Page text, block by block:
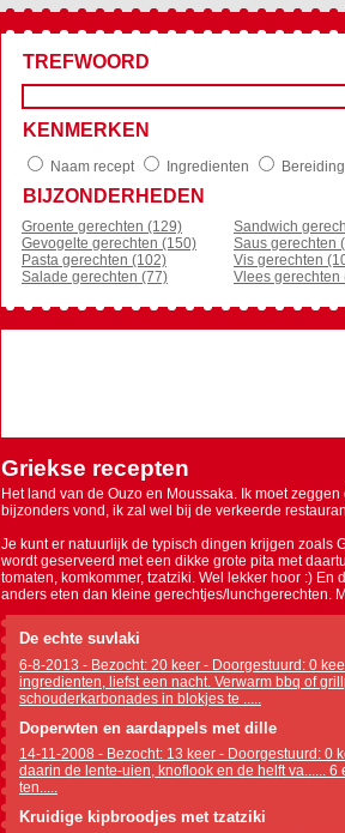
TREFWOORD
KENMERKEN
Naam recept Ingredienten Bereiding
BIJZONDERHEDEN
Groente gerechten (129)
Gevogelte gerechten (150)
Pasta gerechten (102)
Salade gerechten (77)
Sandwich
Saus gerechten
Vis gerechten
Vlees gerechten
Griekse recepten
Het land van de Ouzo en Moussaka. Ik moet
bijzonders vond, ik zal wel bij de verkeerde
Je kunt er natuurlijk de typisch dingen krijgen zoals
wordt geserveerd met een dikke grote pita met
tomaten, komkommer, tzatziki. Wel lekker hoor :)
anders eten dan kleine gerechtjes/lunchgerechten.
De echte suvlaki
6-8-2013 - Bezocht: 20 keer - Doorgestuurd: 0
ingredienten, liefst een nacht. Verwarm bbq of
schouderkarbonades in blokjes te .....
Doperwten en aardappels met dille
14-11-2008 - Bezocht: 13 keer - Doorgestuurd: 0
daarin de lente-uien, knoflook en de helft va......
ten.....
Kruidige kipbroodjes met tzatziki